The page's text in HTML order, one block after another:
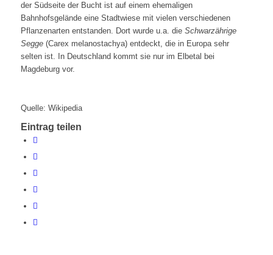
der Südseite der Bucht ist auf einem ehemaligen
Bahnhofsgelände eine Stadtwiese mit vielen verschiedenen
Pflanzenarten entstanden. Dort wurde u.a. die Schwarzährige
Segge(Carex melanostachya) entdeckt, die in Europa sehr
selten ist. In Deutschland kommt sie nur im Elbetal bei
Magdeburg vor.
Quelle: Wikipedia
Eintrag teilen